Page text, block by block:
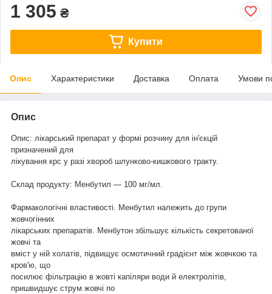
1 305 ₴
Купити
Опис Характеристики Доставка Оплата Умови
Опис
Опис: лікарський препарат у формі розчину для ін'єкцій
призначений для
лікування крс у разі хвороб шлунково-кишкового тракту.
Склад продукту: Менбутил — 100 мг/мл.
Фармакологічні властивості. Менбутил належить до групи
жовчогінних
лікарських препаратів. Менбутон збільшує кількість секретованої
жовчі та
вміст у ній холатів, підвищує осмотичний градієнт між жовчкою та
кров'ю, що
посилює фільтрацію в жовті капіляри води й електролітів,
пришвидшує струм жовчі по